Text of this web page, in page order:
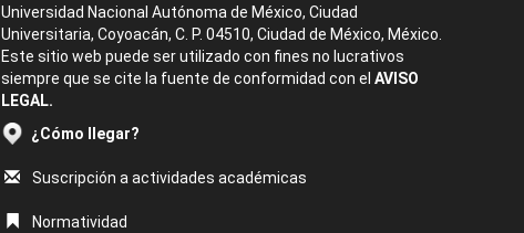
Universidad Nacional Autónoma de México, Ciudad
Universitaria, Coyoacán, C. P. 04510, Ciudad de México, México.
Este sitio web puede ser utilizado con fines no lucrativos
siempre que se cite la fuente de conformidad con el AVISO
LEGAL.
¿Cómo llegar?
Suscripción a actividades académicas
Normatividad